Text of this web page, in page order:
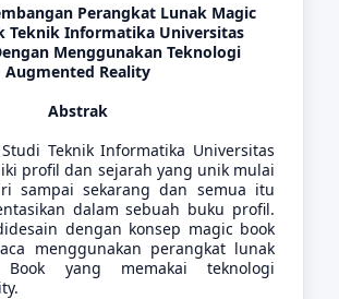
Perangkat Lunak Magic
Teknik Informatika Universitas
Menggunakan Teknologi
Augmented Reality
Abstrak
Teknik Informatika Universitas
profil dan sejarah yang unik mulai
sampai sekarang dan semua itu
dalam sebuah buku profil.
dengan konsep magic book
menggunakan perangkat lunak
yang memakai teknologi